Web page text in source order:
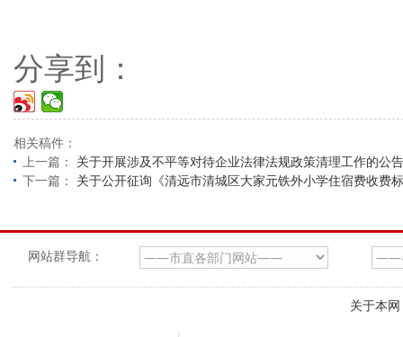
分享到：
相关稿件：
上一篇： 关于开展涉及不平等对待企业法律法规政策清理工作的公告
下一篇： 关于公开征询《清远市清城区大家元铁外小学住宿费收费
网站群导航：
关于本网